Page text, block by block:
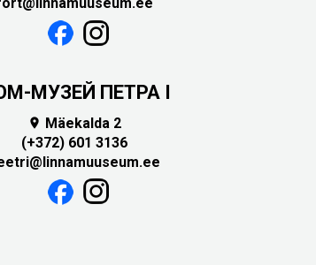
МУЗЕЙ ПЕТРА I
 Mäekalda 2
(+372) 601 3136